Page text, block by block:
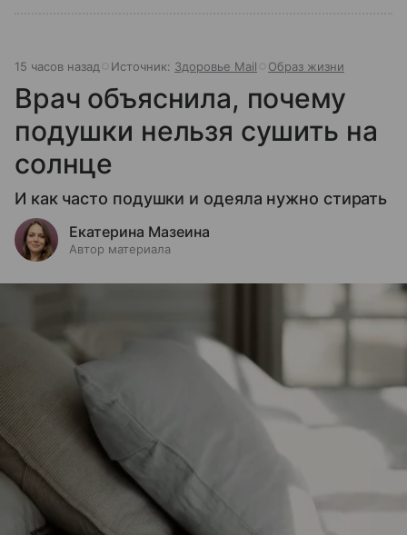
15 часов назад Источник: Здоровье Mail Образ жизни
Врач объяснила, почему
подушки нельзя сушить на
солнце
И как часто подушки и одеяла нужно стирать
Екатерина Мазеина
Автор материала